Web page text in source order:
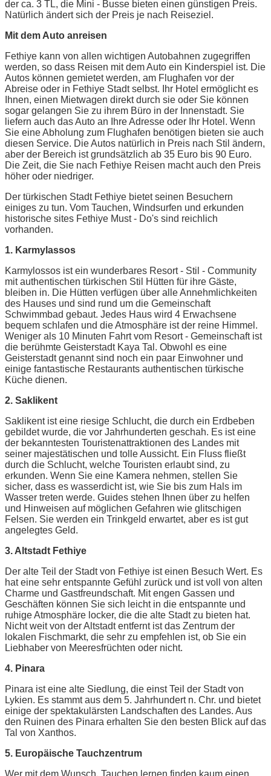
der ca. 3 TL, die Mini - Busse bieten einen günstigen Preis.
Natürlich ändert sich der Preis je nach Reiseziel.
Mit dem Auto anreisen
Fethiye kann von allen wichtigen Autobahnen zugegriffen
werden, so dass Reisen mit dem Auto ein Kinderspiel ist. Die
Autos können gemietet werden, am Flughafen vor der
Abreise oder in Fethiye Stadt selbst. Ihr Hotel ermöglicht es
Ihnen, einen Mietwagen direkt durch sie oder Sie können
sogar gelangen Sie zu ihrem Büro in der Innenstadt. Sie
liefern auch das Auto an Ihre Adresse oder Ihr Hotel. Wenn
Sie eine Abholung zum Flughafen benötigen bieten sie auch
diesen Service. Die Autos natürlich in Preis nach Stil ändern,
aber der Bereich ist grundsätzlich ab 35 Euro bis 90 Euro.
Die Zeit, die Sie nach Fethiye Reisen macht auch den Preis
höher oder niedriger.
Der türkischen Stadt Fethiye bietet seinen Besuchern
einiges zu tun. Vom Tauchen, Windsurfen und erkunden
historische sites Fethiye Must - Do's sind reichlich
vorhanden.
1. Karmylassos
Karmylossos ist ein wunderbares Resort - Stil - Community
mit authentischen türkischen Stil Hütten für ihre Gäste,
bleiben in. Die Hütten verfügen über alle Annehmlichkeiten
des Hauses und sind rund um die Gemeinschaft
Schwimmbad gebaut. Jedes Haus wird 4 Erwachsene
bequem schlafen und die Atmosphäre ist der reine Himmel.
Weniger als 10 Minuten Fahrt vom Resort - Gemeinschaft ist
die berühmte Geisterstadt Kaya Tal. Obwohl es eine
Geisterstadt genannt sind noch ein paar Einwohner und
einige fantastische Restaurants authentischen türkische
Küche dienen.
2. Saklikent
Saklikent ist eine riesige Schlucht, die durch ein Erdbeben
gebildet wurde, die vor Jahrhunderten geschah. Es ist eine
der bekanntesten Touristenattraktionen des Landes mit
seiner majestätischen und tolle Aussicht. Ein Fluss fließt
durch die Schlucht, welche Touristen erlaubt sind, zu
erkunden. Wenn Sie eine Kamera nehmen, stellen Sie
sicher, dass es wasserdicht ist, wie Sie bis zum Hals im
Wasser treten werde. Guides stehen Ihnen über zu helfen
und Hinweisen auf möglichen Gefahren wie glitschigen
Felsen. Sie werden ein Trinkgeld erwartet, aber es ist gut
angelegtes Geld.
3. Altstadt Fethiye
Der alte Teil der Stadt von Fethiye ist einen Besuch Wert. Es
hat eine sehr entspannte Gefühl zurück und ist voll von alten
Charme und Gastfreundschaft. Mit engen Gassen und
Geschäften können Sie sich leicht in die entspannte und
ruhige Atmosphäre locker, die die alte Stadt zu bieten hat.
Nicht weit von der Altstadt entfernt ist das Zentrum der
lokalen Fischmarkt, die sehr zu empfehlen ist, ob Sie ein
Liebhaber von Meeresfrüchten oder nicht.
4. Pinara
Pinara ist eine alte Siedlung, die einst Teil der Stadt von
Lykien. Es stammt aus dem 5. Jahrhundert n. Chr. und bietet
einige der spektakulärsten Landschaften des Landes. Aus
den Ruinen des Pinara erhalten Sie den besten Blick auf das
Tal von Xanthos.
5. Europäische Tauchzentrum
Wer mit dem Wunsch, Tauchen lernen finden kaum einen